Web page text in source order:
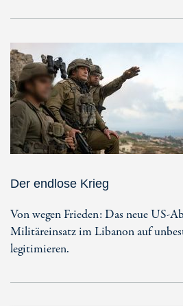
Der endlose Krieg
Von wegen Frieden: Das neue US-
Militäreinsatz im Libanon auf
legitimieren.